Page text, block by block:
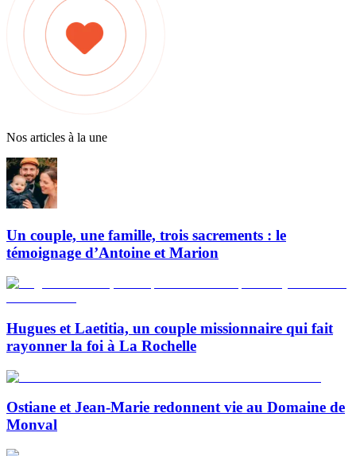
Nos articles à la une
Un couple, une famille, trois sacrements : le
témoignage d’Antoine et Marion
Hugues et Laetitia, un couple missionnaire qui fait
rayonner la foi à La Rochelle
Ostiane et Jean-Marie redonnent vie au Domaine de
Monval